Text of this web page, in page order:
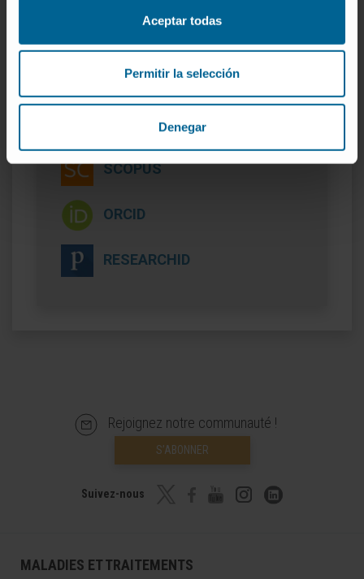
Aceptar todas
Permitir la selección
Denegar
Plus d’informations
SCOPUS
ORCID
RESEARCHID
Rejoignez notre communauté !
S’ABONNER
Suivez-nous
MALADIES ET TRAITEMENTS